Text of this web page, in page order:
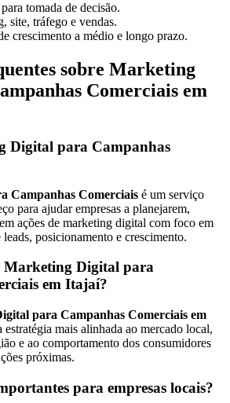
tomada de decisão.
site, tráfego e vendas.
crescimento a médio e longo prazo.
sobre Marketing
Comerciais em
Digital para Campanhas
Campanhas Comerciais é um serviço
para ajudar empresas a planejarem,
ações de marketing digital com foco em
posicionamento e crescimento.
Marketing Digital para
em Itajaí?
para Campanhas Comerciais em
mais alinhada ao mercado local,
e ao comportamento dos consumidores
próximas.
para empresas locais?